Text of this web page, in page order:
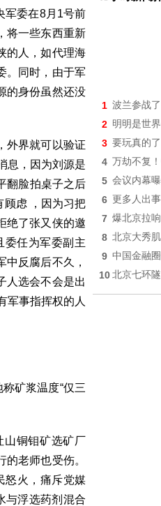
军委在8月1号前
将一些东西重新
的人，如代理海
。同时，由于军
的身份虽然还没
外界就可以验证
息，因为刘源是
翻脸拍桌子之后
顾虑 ，因为习把
绝了张又侠的邀
委任为军委副主
反腐后不久，
人选会不会是出
军事指挥权的人
矿浆温度“仅三
山铜钼矿选矿厂
老师也受伤。
怒火，痛斥党媒
与浮选药剂混合
1 波兰参战了
2 明明是世
3 要玩真的
4 万劫不复
5 会议内幕
6 更多人出
7 爆北京拉
8 北京大秀
9 中国金融
10 北京七环